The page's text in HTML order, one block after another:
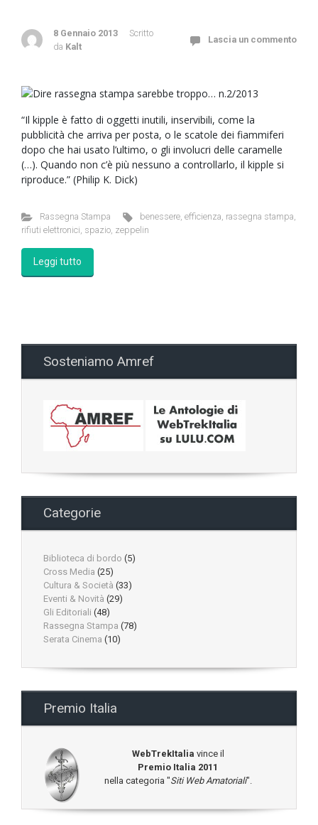
8 Gennaio 2013
Scritto
da Kalt
Lascia un commento
“Il kipple è fatto di oggetti inutili, inservibili, come la
pubblicità che arriva per posta, o le scatole dei fiammiferi
dopo che hai usato l’ultimo, o gli involucri delle caramelle
(…). Quando non c’è più nessuno a controllarlo, il kipple si
riproduce.” (Philip K. Dick)
Rassegna Stampa benessere,efficienza, rassegna stampa,
rifiuti elettronici, spazio, zeppelin
Leggi tutto
Sosteniamo Amref
Categorie
Biblioteca di bordo (5)
Cross Media (25)
Cultura & Società (33)
Eventi & Novità (29)
Gli Editoriali (48)
Rassegna Stampa (78)
Serata Cinema (10)
Premio Italia
WebTrekItalia vince il
Premio Italia 2011
nella categoria "Siti Web Amatoriali".